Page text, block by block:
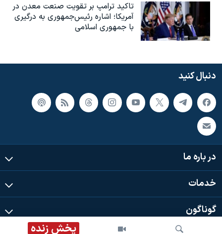
پخش زنده
تاکید ترامپ بر تقویت صنعت معدن در
آمریکا؛ اشاره رئیس‌جمهوری به درگیری
با جمهوری اسلامی
دنبال کنید
در باره ما
خدمات
گوناگون